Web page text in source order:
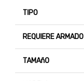
TIPO
REQUIERE ARMADO
TAMAñO